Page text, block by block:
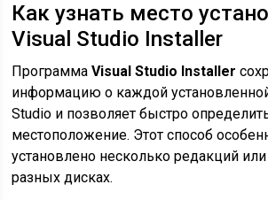
Как узнать место
Visual Studio Installer
ПрограммаVisual Studio Installer
информацию о каждой
Studio и позволяет быстро
местоположение. Этот способ
установлено несколько редакций
разных дисках.